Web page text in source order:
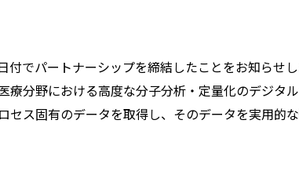
でパートナーシップを締結したことをお知らせ
分野における高度な分子分析・定量化のデジタ
ス固有のデータを取得し、そのデータを実用的